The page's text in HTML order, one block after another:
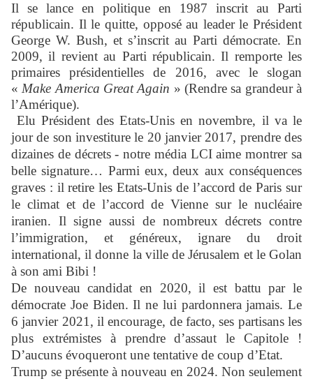
Il se lance en politique en 1987 inscrit au Parti
républicain. Il le quitte, opposé au leader le Président
George W. Bush, et s’inscrit au Parti démocrate. En
2009, il revient au Parti républicain. Il remporte les
primaires présidentielles de 2016, avec le slogan
« Make America Great Again » (Rendre sa grandeur à
l’Amérique).
Elu Président des Etats-Unis en novembre, il va le
jour de son investiture le 20 janvier 2017, prendre des
dizaines de décrets - notre média LCI aime montrer sa
belle signature… Parmi eux, deux aux conséquences
graves : il retire les Etats-Unis de l’accord de Paris sur
le climat et de l’accord de Vienne sur le nucléaire
iranien. Il signe aussi de nombreux décrets contre
l’immigration, et généreux, ignare du droit
international, il donne la ville de Jérusalem et le Golan
à son ami Bibi !
De nouveau candidat en 2020, il est battu par le
démocrate Joe Biden. Il ne lui pardonnera jamais. Le
6 janvier 2021, il encourage, de facto, ses partisans les
plus extrémistes à prendre d’assaut le Capitole !
D’aucuns évoqueront une tentative de coup d’Etat.
Trump se présente à nouveau en 2024. Non seulement